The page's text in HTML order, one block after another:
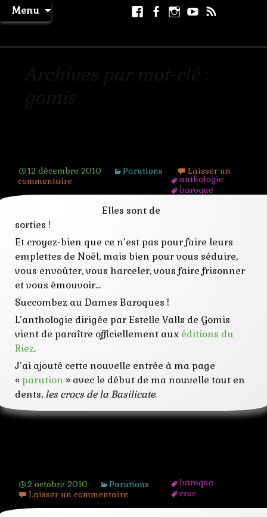
Menu
Aller
au
Facebook
Facebook
page
Instagram
Youtube
12 décembre 2010 Parutions
anthologie
baroque
estelle
fantastique
gomis
italie
riez
valls
vampire
Laisser un
commentaire
Elles sont de
sorties !
Et croyez-bien que ce n’est pas pour faire leurs
emplettes de Noël, mais bien pour vous séduire,
vous envoûter, vous harceler, vous faire frisonner
et vous émouvoir…
Succombez au Dames Baroques !
L’anthologie dirigée par Estelle Valls de Gomis
vient de paraître officiellement aux éditions du
Riez.
J’ai ajouté cette nouvelle entrée à ma page
« parution » avec le début de ma nouvelle tout en
dents, les crocs de la Basilicate.
2 octobre 2010 Parutions
baroque
croc
dame
Laisser un commentaire